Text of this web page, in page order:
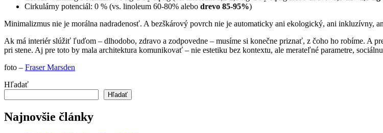
Cirkulárny potenciál: 0 % (vs. linoleum 60-80% alebo drevo 85-95%)
Minimalizmus nie je morálna nadradenosť. A bezškárový povrch nie je automaticky ani ekologický, ani inkluzívny,
Ak má interiér slúžiť ľuďom – dlhodobo, zdravo a zodpovedne – musíme si konečne priznať, z čoho ho robíme. A
pri stene. Aj pre toto by mala architektura komunikovať – nie estetiku bez kontextu, ale merateľné parametre,
foto – Fraser Marsden
Hľadať
Hľadať
Najnovšie články